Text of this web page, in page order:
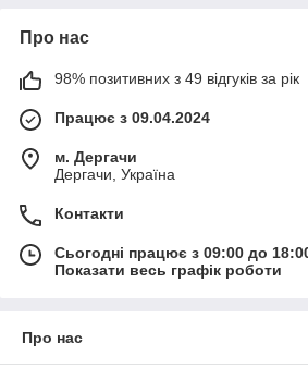
Про нас
98% позитивних з 49 відгуків за рік
Працює з 09.04.2024
м. Дергачи
Дергачи, Україна
Контакти
Сьогодні працює з 09:00 до
Показати весь графік роботи
Про нас